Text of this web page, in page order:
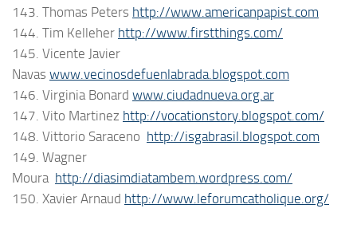
143. Thomas Peters http://www.americanpapist.com
144. Tim Kelleher http://www.firstthings.com/
145. Vicente Javier
Navas www.vecinosdefuenlabrada.blogspot.com
146. Virginia Bonard www.ciudadnueva.org.ar
147. Vito Martinez http://vocationstory.blogspot.com/
148. Vittorio Saraceno http://isgabrasil.blogspot.com
149. Wagner
Moura http://diasimdiatambem.wordpress.com/
150. Xavier Arnaud http://www.leforumcatholique.org/